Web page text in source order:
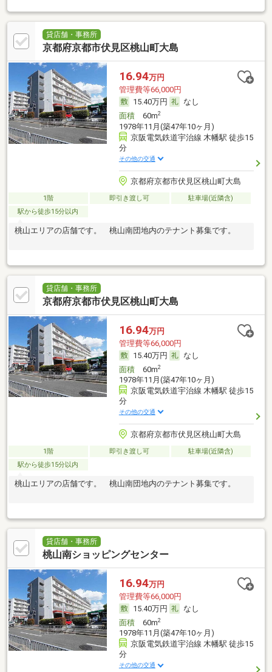
貸店舗・事務所
京都府京都市伏見区桃山町大島
16.94万円
管理費等66,000円
15.40万円
なし
面積60m2
1978年11月(築47年10ヶ月)
京阪電気鉄道宇治線 木幡駅 徒歩15
分
その他の交通
京都府京都市伏見区桃山町大島
1階 即引き渡し可
駐車場(近隣含)
駅から徒歩15分以内
桃山エリアの店舗です。 桃山南団地内のテナント募集です。
貸店舗・事務所
京都府京都市伏見区桃山町大島
16.94万円
管理費等66,000円
15.40万円
なし
面積60m2
1978年11月(築47年10ヶ月)
京阪電気鉄道宇治線 木幡駅 徒歩15
分
その他の交通
京都府京都市伏見区桃山町大島
1階 即引き渡し可
駐車場(近隣含)
駅から徒歩15分以内
桃山エリアの店舗です。 桃山南団地内のテナント募集です。
貸店舗・事務所
桃山南ショッピングセンター
16.94万円
管理費等66,000円
15.40万円
なし
面積60m2
1978年11月(築47年10ヶ月)
京阪電気鉄道宇治線 木幡駅 徒歩15
分
その他の交通